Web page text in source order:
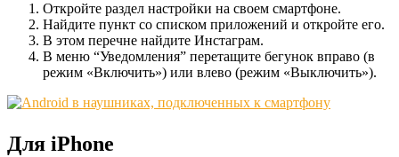
Откройте раздел настройки на своем смартфоне.
Найдите пункт со списком приложений и откройте его.
В этом перечне найдите Инстаграм.
В меню “Уведомления” перетащите бегунок вправо (в
режим «Включить») или влево (режим «Выключить»).
Для iPhone